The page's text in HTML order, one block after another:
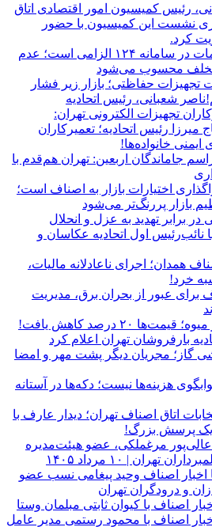
رئیس کمیسیون امور اقتصادی اتاق
نشست این کمیسیون با حضور
کرد.
ثبت قیمت کالا و خدمات در سامانه ۱۲۴ الزامی است؛ عدم
حفاظتی؛ بازار زیر فشار
شعبانی، رئیس اتحادیه
تجهیزات الکترونی تهران:
رئیس اتحادیه؛ تعمیرکاران
ایمنی خانواده‌ها!
جاماندگان اربعین: تهران هم‌قدم با
اختیارات بازار به اصناف است؛
بازار پررنگ‌تر می‌شود
در برابر تهدید به عزل و انحلال
اول اتحادیه عکاسان و
همدان؛ اجرای ناعادلانه مالیات،
خرد!
عبور از بحران برق، مدیریت
خبر خوش برای بازار میوه؛ قیمت‌ها ۲۰ درصد کاهش یافت!
بارفروشان تهران اعلام کرد
گاز؛ مجریان دیگر پشت مهر و امضا
هزینه‌ها نیست؛ دکه‌ها در آستانه
اتاق اصناف تهران؛ دیدار عارف با
یک پرسش بزرگ!
مرغملکی، عضو هیئت‌مدیره
تهران | ۱۰ مرداد ۱۴۰۵
اخبار اصناف وحید پیغامی نسب عضو
و درودگران تهران
اصناف با کیوان ثابتی مبلمان وستا
اصناف با محمود رستمی مدیر عامل